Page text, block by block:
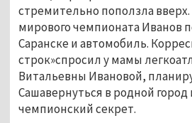
стремительно поползла
мирового чемпионата Иванов
Саранске и автомобиль.
строк»спросил у мамы
Витальевны Ивановой,
Сашавернуться в родной город
чемпионский секрет.